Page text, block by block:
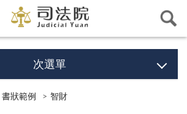
次選單
書狀範例 智財